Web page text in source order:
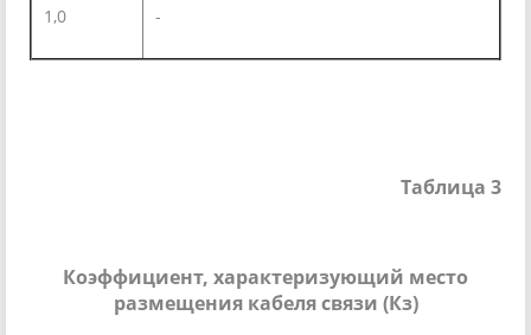
1,0 -
Таблица 3
Коэффициент, характеризующий место
размещения кабеля связи (Кз)